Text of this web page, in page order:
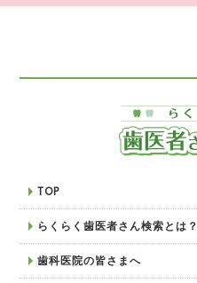
TOP
らくらく歯医者さん検索とは？
歯科医院の皆さまへ